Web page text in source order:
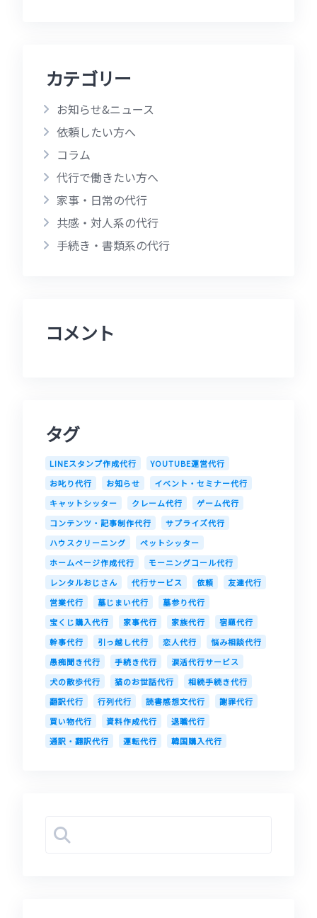
カテゴリー
お知らせ&ニュース
依頼したい方へ
コラム
代行で働きたい方へ
家事・日常の代行
共感・対人系の代行
手続き・書類系の代行
コメント
タグ
LINEスタンプ作成代行
YOUTUBE運営代行
お叱り代行
お知らせ
イベント・セミナー代行
キャットシッター
クレーム代行
ゲーム代行
コンテンツ・記事制作代行
サプライズ代行
ハウスクリーニング
ペットシッター
ホームページ作成代行
モーニングコール代行
レンタルおじさん
代行サービス 依頼
友達代行
営業代行
墓じまい代行
墓参り代行
宝くじ購入代行
家事代行 家族代行
宿題代行
幹事代行
引っ越し代行 恋人代行
悩み相談代行
愚痴聞き代行
手続き代行
涙活代行サービス
犬の散歩代行
猫のお世話代行
相続手続き代行
翻訳代行
行列代行 読書感想文代行
謝罪代行
買い物代行
資料作成代行
退職代行
通訳・翻訳代行
運転代行 韓国購入代行